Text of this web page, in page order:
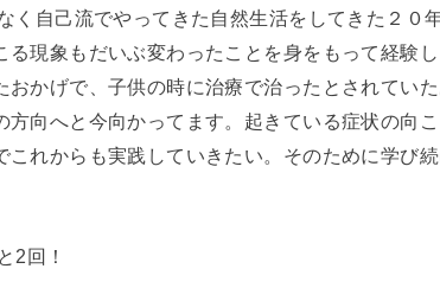
く自己流でやってきた自然生活をしてきた２０
る現象もだいぶ変わったことを身をもって経験
おかげで、子供の時に治療で治ったとされてい
向へと今向かってます。起きている症状の向こ
これからも実践していきたい。そのために学び
2回！